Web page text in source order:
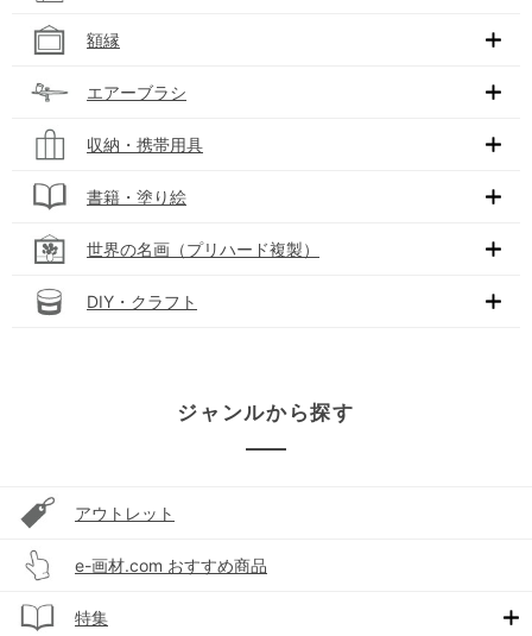
額縁
エアーブラシ
収納・携帯用具
書籍・塗り絵
世界の名画（プリハード複製）
DIY・クラフト
ジャンルから探す
アウトレット
e-画材.com おすすめ商品
特集